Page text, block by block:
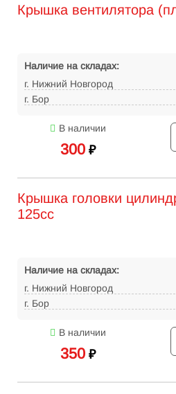
Крышка вентилятора
Наличие на складах:
г. Нижний Новгород
г. Бор
В наличии
300 ₽
Крышка головки
125сс
Наличие на складах:
г. Нижний Новгород
г. Бор
В наличии
350 ₽